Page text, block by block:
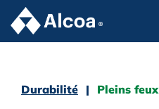
Durabilité Pleins feux